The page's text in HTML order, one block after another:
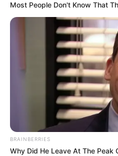
Rating
Cerita
Most People Don't Know That
BRAINBERRIES
Why Did He Leave At The Peak